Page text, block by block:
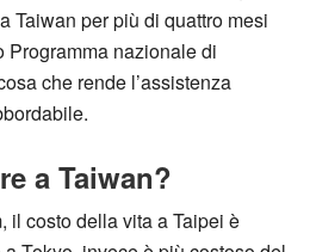
Taiwan per più di quattro mesi
Programma nazionale di
che rende l’assistenza
a Taiwan?
il costo della vita a Taipei è